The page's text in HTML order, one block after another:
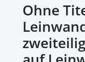
Ohne